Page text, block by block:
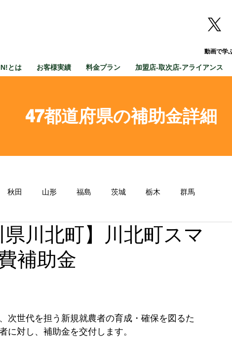
動画で学
とは お客様実績 料金プラン 加盟店-取次店-アライアンス
47都道府県の補助金詳細
秋田 山形 福島 茨城 栃木 群馬
福井 長野 岐阜 静岡
奈良 和歌山
川北町】川北町スマ
補助金
次世代を担う新規就農者の育成・確保を図るた
に対し、補助金を交付します。